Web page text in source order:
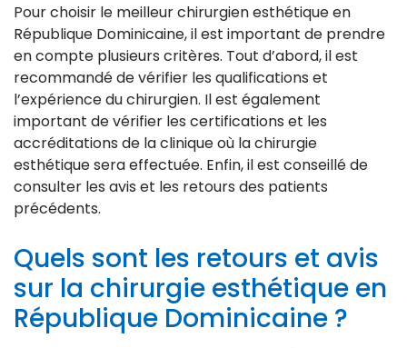
Pour choisir le meilleur chirurgien esthétique en
République Dominicaine, il est important de prendre
en compte plusieurs critères. Tout d’abord, il est
recommandé de vérifier les qualifications et
l’expérience du chirurgien. Il est également
important de vérifier les certifications et les
accréditations de la clinique où la chirurgie
esthétique sera effectuée. Enfin, il est conseillé de
consulter les avis et les retours des patients
précédents.
Quels sont les retours et avis
sur la chirurgie esthétique en
République Dominicaine ?